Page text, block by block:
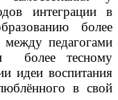
интеграции в
более
между педагогами
более тесному
идеи воспитания
в свой